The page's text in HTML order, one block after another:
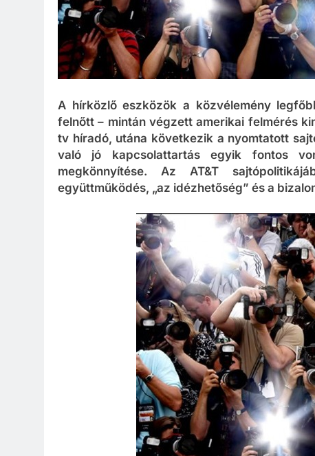
A hírközlő eszközök a közvélemény
felnőtt – mintán végzett amerikai felmérés
tv híradó, utána következik a nyomtatott
való jó kapcsolattartás egyik fontos
megkönnyítése. Az AT&T
együttműködés, „az idézhetőség” és a